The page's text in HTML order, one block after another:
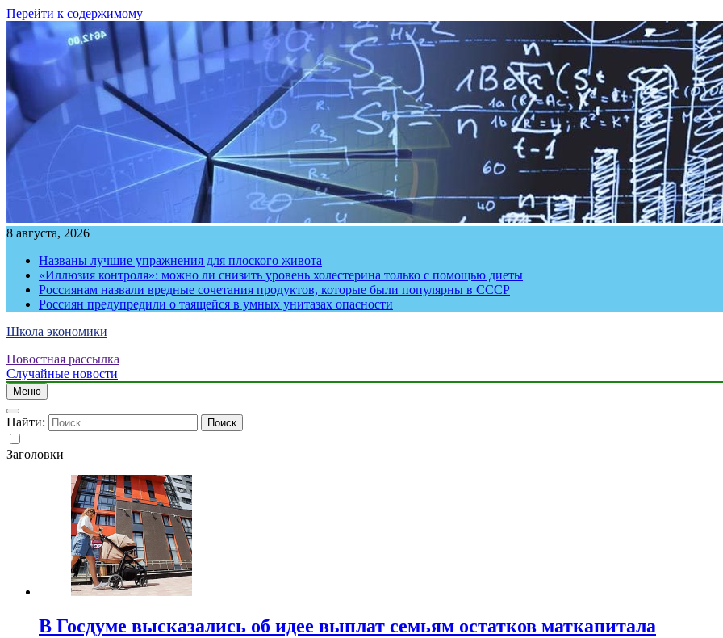
Перейти к содержимому
8 августа, 2026
Названы лучшие упражнения для плоского живота
«Иллюзия контроля»: можно ли снизить уровень холестерина только с помощью диеты
Россиянам назвали вредные сочетания продуктов, которые были популярны в СССР
Россиян предупредили о таящейся в умных унитазах опасности
Школа экономики
Новостная рассылка
Случайные новости
Меню
Найти:
Заголовки
В Госдуме высказались об идее выплат семьям остатков маткапитала